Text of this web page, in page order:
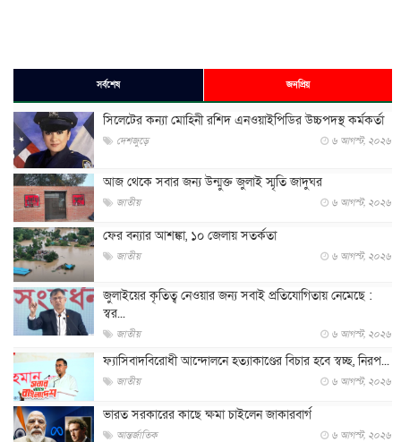
সর্বশেষ জনপ্রিয়
সিলেটের কন্যা মোহিনী রশিদ এনওয়াইপিডির উচ্চপদস্থ কর্মকর্তা
দেশজুড়ে ৬ আগস্ট, ২০২৬
আজ থেকে সবার জন্য উন্মুক্ত জুলাই স্মৃতি জাদুঘর
জাতীয় ৬ আগস্ট, ২০২৬
ফের বন্যার আশঙ্কা, ১০ জেলায় সতর্কতা
জাতীয় ৬ আগস্ট, ২০২৬
জুলাইয়ের কৃতিত্ব নেওয়ার জন্য সবাই প্রতিযোগিতায় নেমেছে :
স্বর...
জাতীয় ৬ আগস্ট, ২০২৬
ফ্যাসিবাদবিরোধী আন্দোলনে হত্যাকাণ্ডের বিচার হবে স্বচ্ছ, নিরপ...
জাতীয় ৬ আগস্ট, ২০২৬
ভারত সরকারের কাছে ক্ষমা চাইলেন জাকারবার্গ
আন্তর্জাতিক ৬ আগস্ট, ২০২৬